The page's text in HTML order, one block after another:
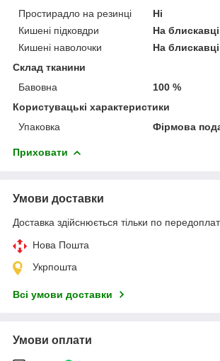
Простирадло на резинці
Ні
Кишені підковдри
На блискавці
Кишені наволочки
На блискавці
Склад тканини
Бавовна
100 %
Користувацькі характеристики
Упаковка
Фірмова
Приховати
Умови доставки
Доставка здійснюється тільки по
Нова Пошта
Укрпошта
Всі умови доставки
Умови оплати